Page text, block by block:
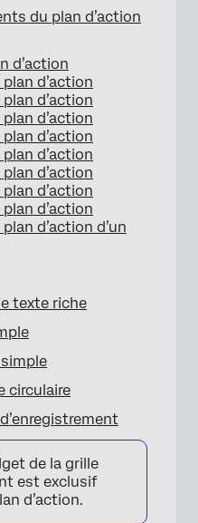
du plan d’action
d’action
d’action
d’action
d’action
d’action
d’action
d’action
d’action
d’action
d’action d’un
texte riche
circulaire
de la grille
est exclusif
d’action.